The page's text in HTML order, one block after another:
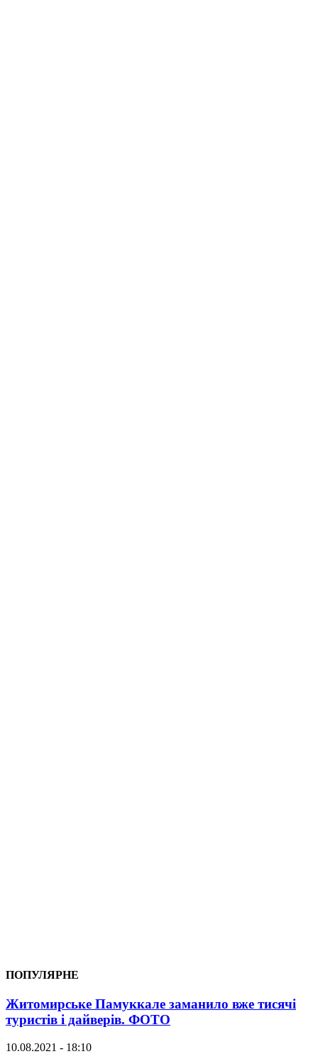
ПОПУЛЯРНЕ
Житомирське Памуккале заманило вже тисячі
туристів і дайверів. ФОТО
10.08.2021 - 18:10